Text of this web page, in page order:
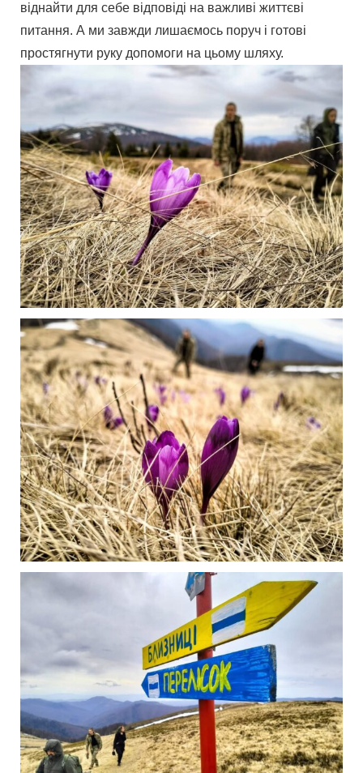
віднайти для себе відповіді на важливі життєві
питання. А ми завжди лишаємось поруч і готові
простягнути руку допомоги на цьому шляху.